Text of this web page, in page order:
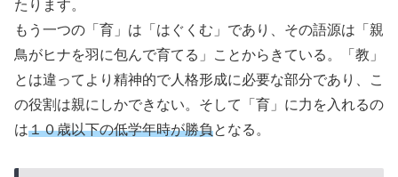
たります。
もう一つの「育」は「はぐくむ」であり、その語源は「親
鳥がヒナを羽に包んで育てる」ことからきている。「教」
とは違ってより精神的で人格形成に必要な部分であり、こ
の役割は親にしかできない。そして「育」に力を入れるの
は１０歳以下の低学年時が勝負となる。